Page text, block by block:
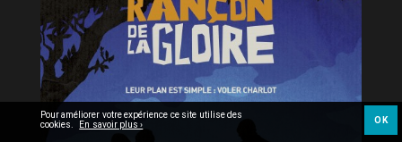
Pour améliorer votre expérience ce site utilise des
cookies. En savoir plus › OK